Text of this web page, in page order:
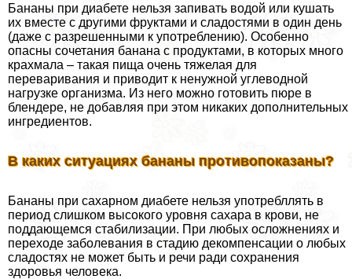
Бананы при диабете нельзя запивать водой или кушать
их вместе с другими фруктами и сладостями в один день
(даже с разрешенными к употрeблению). Особенно
опасны сочетания банана с продуктами, в которых много
крахмала – такая пища очень тяжелая для
переваривания и приводит к ненужной углеводной
нагрузке организма. Из него можно готовить пюре в
блендере, не добавляя при этом никаких дополнительных
ингредиентов.
В каких ситуациях бананы противопоказаны?
Бананы при сахарном диабете нельзя употрeбллять в
период слишком высокого уровня сахара в крови, не
поддающемся стабилизации. При любых осложнениях и
переходе заболевания в стадию декомпенсации о любых
сладостях не может быть и речи ради сохранения
здоровья человека.